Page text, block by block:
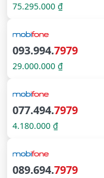
75.295.000 ₫
093.994.7979
29.000.000 ₫
077.494.7979
4.180.000 ₫
089.694.7979